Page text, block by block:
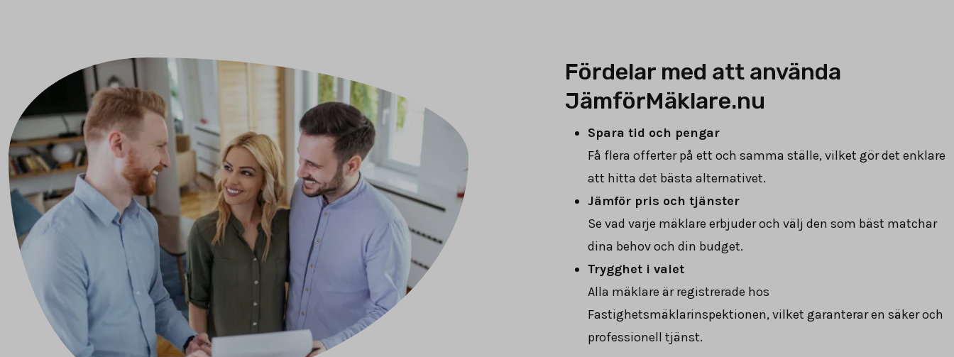
Fördelar med att använda
JämförMäklare.nu
Spara tid och pengar
Få flera offerter på ett och samma ställe, vilket gör det enklare
att hitta det bästa alternativet.
Jämför pris och tjänster
Se vad varje mäklare erbjuder och välj den som bäst matchar
dina behov och din budget.
Trygghet i valet
Alla mäklare är registrerade hos
Fastighetsmäklarinspektionen, vilket garanterar en säker och
professionell tjänst.